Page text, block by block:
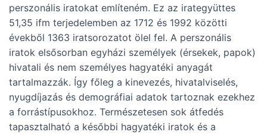
perszonális iratokat említeném. Ez az irategyüttes
51,35 ifm terjedelemben az 1712 és 1992 közötti
évekből 1363 iratsorozatot ölel fel. A perszonális
iratok elsősorban egyházi személyek (érsekek, papok)
hivatali és nem személyes hagyatéki anyagát
tartalmazzák. Így főleg a kinevezés, hivatalviselés,
nyugdíjazás és demográfiai adatok tartoznak ezekhez
a forrástípusokhoz. Természetesen sok átfedés
tapasztalható a későbbi hagyatéki iratok és a